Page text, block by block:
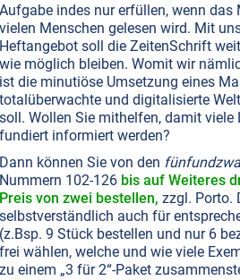
und die Kontrolle über die
deren Anzahl.Weiterlesen...
NR. 26, S.17 PLANET ERDE • UMWELTSCHUTZ
Der Krieger der
ist einer, der auszieht, um mit
der Meere zu verteidigen.
vorbildarmen Tage. Mit
der Meere, weil er weiß, daß
Weiterlesen...
Aufgabe indes nur erfüllen, wenn
vielen Menschen gelesen wird. Mit
Heftangebot soll die ZeitenSchrift
wie möglich bleiben. Womit wir
ist die minutiöse Umsetzung eines
totalüberwachte und digitalisierte
soll. Wollen Sie mithelfen, damit viele
fundiert informiert werden?
Dann können Sie von den
Nummern 102-126 bis auf Weiteres
Preis von zwei bestellen, zzgl. Porto.
selbstverständlich auch für
(z.Bsp. 9 Stück bestellen und nur 6
frei wählen, welche und wie viele
zu einem „3 für 2“-Paket